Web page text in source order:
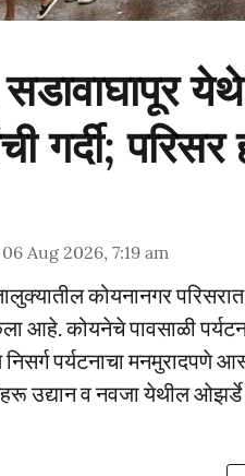
येथे
गर्दी;
06 Aug 2026, 7:19 am
कोयनानगर
आहे. कोयनेचे पावसाळी
पर्यटनाचा मनमुरादपणे
उद्यान व नवजा येथील ओझर्डे